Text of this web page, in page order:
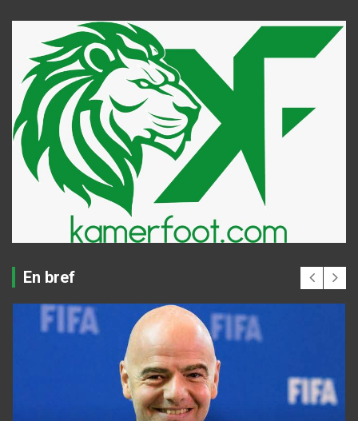
En bref